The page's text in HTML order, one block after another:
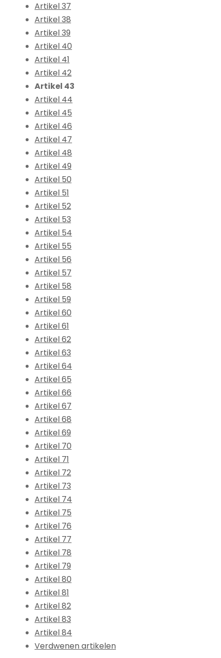
Artikel 37
Artikel 38
Artikel 39
Artikel 40
Artikel 41
Artikel 42
Artikel 43
Artikel 44
Artikel 45
Artikel 46
Artikel 47
Artikel 48
Artikel 49
Artikel 50
Artikel 51
Artikel 52
Artikel 53
Artikel 54
Artikel 55
Artikel 56
Artikel 57
Artikel 58
Artikel 59
Artikel 60
Artikel 61
Artikel 62
Artikel 63
Artikel 64
Artikel 65
Artikel 66
Artikel 67
Artikel 68
Artikel 69
Artikel 70
Artikel 71
Artikel 72
Artikel 73
Artikel 74
Artikel 75
Artikel 76
Artikel 77
Artikel 78
Artikel 79
Artikel 80
Artikel 81
Artikel 82
Artikel 83
Artikel 84
Verdwenen artikelen